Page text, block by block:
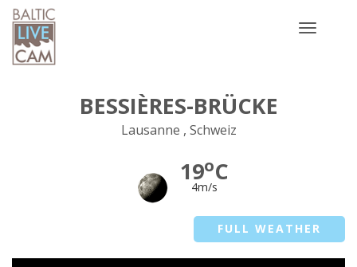
Toggle
BESSIÈRES-BRÜCKE
Lausanne , Schweiz
19oC
4m/s
FULL WEATHER